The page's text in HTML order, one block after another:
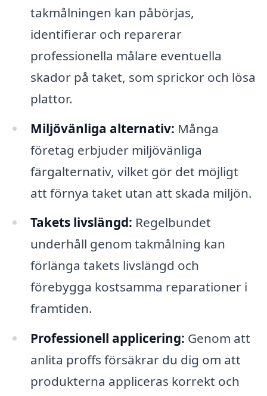
takmålningen kan påbörjas,
identifierar och reparerar
professionella målare eventuella
skador på taket, som sprickor och lösa
plattor.
Miljövänliga alternativ: Många
företag erbjuder miljövänliga
färgalternativ, vilket gör det möjligt
att förnya taket utan att skada miljön.
Takets livslängd: Regelbundet
underhåll genom takmålning kan
förlänga takets livslängd och
förebygga kostsamma reparationer i
framtiden.
Professionell applicering: Genom att
anlita proffs försäkrar du dig om att
produkterna appliceras korrekt och